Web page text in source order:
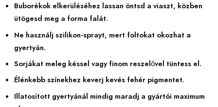
Buborékok elkerüléséhez lassan öntsd a viaszt, közben
ütögesd meg a forma falát.
Ne használj szilikon-sprayt, mert foltokat okozhat a
gyertyán.
Sorjákat meleg késsel vagy finom reszelővel tüntess el.
Élénkebb színekhez keverj kevés fehér pigmentet.
Illatosított gyertyánál mindig maradj a gyártói maximum